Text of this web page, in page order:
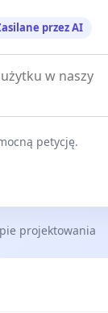
przez AI
petycję.
projektowania